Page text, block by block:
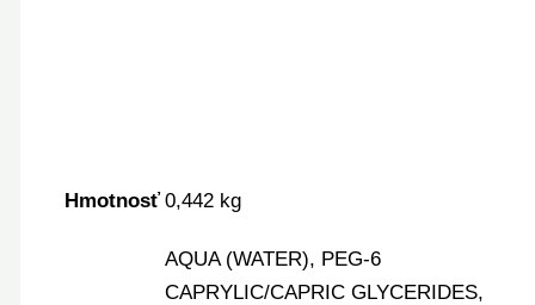
Hmotnosť 0,442 kg
AQUA (WATER), PEG-6
CAPRYLIC/CAPRIC GLYCERIDES,